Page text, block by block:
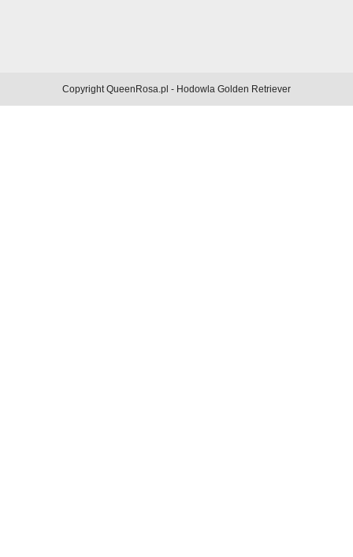
Copyright QueenRosa.pl - Hodowla Golden Retriever